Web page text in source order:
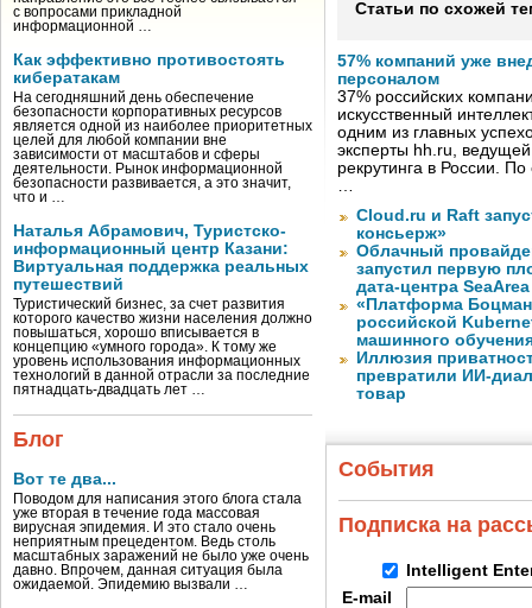
с вопросами прикладной
информационной …
Как эффективно противостоять
кибератакам
На сегодняшний день обеспечение
безопасности корпоративных ресурсов
является одной из наиболее приоритетных
целей для любой компании вне
зависимости от масштабов и сферы
деятельности. Рынок информационной
безопасности развивается, а это значит,
что и …
Наталья Абрамович, Туристско-
информационный центр Казани:
Виртуальная поддержка реальных
путешествий
Туристический бизнес, за счет развития
которого качество жизни населения должно
повышаться, хорошо вписывается в
концепцию «умного города». К тому же
уровень использования информационных
технологий в данной отрасли за последние
пятнадцать-двадцать лет …
Блог
Вот те два...
Поводом для написания этого блога стала
уже вторая в течение года массовая
вирусная эпидемия. И это стало очень
неприятным прецедентом. Ведь столь
масштабных заражений не было уже очень
давно. Впрочем, данная ситуация была
ожидаемой. Эпидемию вызвали …
Статьи по схожей
57% компаний уже
персоналом
37% российских
искусственный
одним из главных
эксперты hh.ru,
рекрутинга в России.
…
Cloud.ru и Raft
консьерж»
Облачный
запустил первую
дата-центра
«Платформа
российской
машинного
Иллюзия
превратили ИИ-
товар
События
Подписка на
Intelligent
E-mail